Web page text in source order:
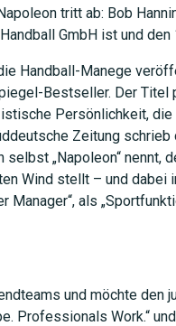
tritt ab: Bob
GmbH ist und
Handball-Manege
Bestseller. Der
Persönlichkeit,
Zeitung schrieb
„Napoleon“ nennt,
Wind stellt – und dabei
als
und möchte den
Professionals Work.“
JETZT